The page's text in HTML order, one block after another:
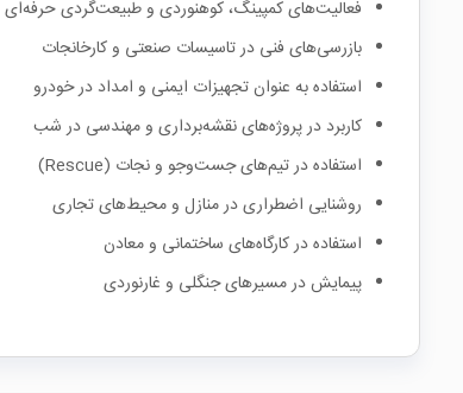
فعالیت‌های کمپینگ، کوهنوردی و طبیعت‌گردی حرفه‌ای
بازرسی‌های فنی در تاسیسات صنعتی و کارخانجات
استفاده به عنوان تجهیزات ایمنی و امداد در خودرو
کاربرد در پروژه‌های نقشه‌برداری و مهندسی در شب
استفاده در تیم‌های جست‌وجو و نجات (Rescue)
روشنایی اضطراری در منازل و محیط‌های تجاری
استفاده در کارگاه‌های ساختمانی و معادن
پیمایش در مسیرهای جنگلی و غارنوردی